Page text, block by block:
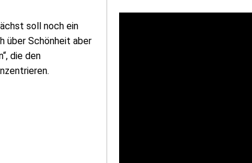
soll noch ein
über Schönheit aber
die den